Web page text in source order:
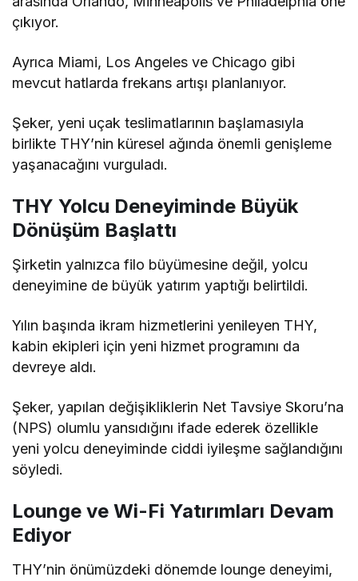
çıkıyor.
Ayrıca Miami, Los Angeles ve Chicago gibi
mevcut hatlarda frekans artışı planlanıyor.
Şeker, yeni uçak teslimatlarının başlamasıyla
birlikte THY’nin küresel ağında önemli genişleme
yaşanacağını vurguladı.
THY Yolcu Deneyiminde Büyük
Dönüşüm Başlattı
Şirketin yalnızca filo büyümesine değil, yolcu
deneyimine de büyük yatırım yaptığı belirtildi.
Yılın başında ikram hizmetlerini yenileyen THY,
kabin ekipleri için yeni hizmet programını da
devreye aldı.
Şeker, yapılan değişikliklerin Net Tavsiye Skoru’na
(NPS) olumlu yansıdığını ifade ederek özellikle
yeni yolcu deneyiminde ciddi iyileşme sağlandığını
söyledi.
Lounge ve Wi-Fi Yatırımları Devam
Ediyor
THY’nin önümüzdeki dönemde lounge deneyimi,